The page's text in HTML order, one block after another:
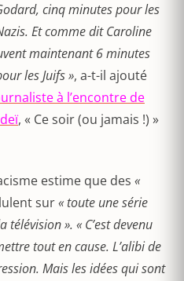
cinq minutes pour les
Et comme dit Caroline
maintenant 6 minutes
les Juifs », a-t-il ajouté
à l’encontre de
, « Ce soir (ou jamais !) »
estime que des «
sur« toute une série
». « C’est devenu
tout en cause. L’alibi de
Mais les idées qui sont